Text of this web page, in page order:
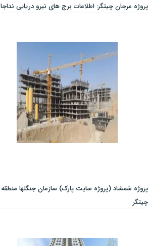
پروژه مرجان چیتگر: اطلاعات برج های نیرو دریایی نداجا
چیتگر